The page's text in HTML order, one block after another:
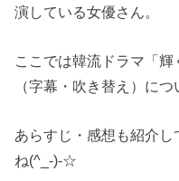
演している女優さん。
ここでは韓流ドラマ「
（字幕・吹き替え）につ
あらすじ・感想も紹介
ね(^_-)-☆